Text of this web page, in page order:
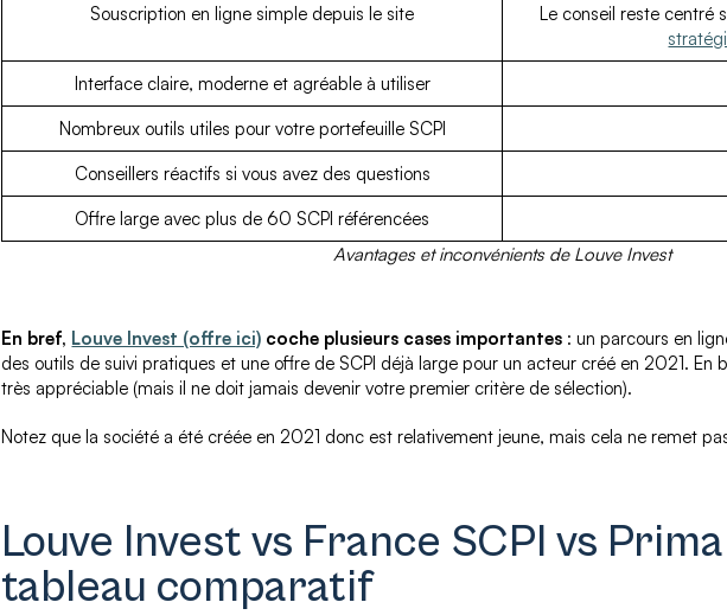
Souscription en ligne simple depuis le site
Le conseil reste centré
Interface claire, moderne et agréable à utiliser
Nombreux outils utiles pour votre portefeuille SCPI
Conseillers réactifs si vous avez des questions
Offre large avec plus de 60 SCPI référencées
Avantages et inconvénients de Louve Invest
En bref, Louve Invest (offre ici) coche plusieurs cases importantes : un parcours en
des outils de suivi pratiques et une offre de SCPI déjà large pour un acteur créé en 2021. En
très appréciable (mais il ne doit jamais devenir votre premier critère de sélection).
Notez que la société a été créée en 2021 donc est relativement jeune, mais cela ne remet
Louve Invest vs France SCPI vs
tableau comparatif